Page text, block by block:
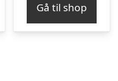
Gå til shop